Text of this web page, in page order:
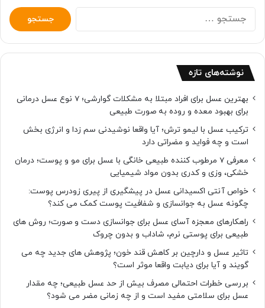
جستجو
برای:
نوشته‌های تازه
بهترین عسل برای افراد مبتلا به مشکلات گوارشی؛ 7 نوع عسل درمانی
برای بهبود معده و روده به صورت طبیعی
ترکیب عسل با لیمو ترش؛ آیا واقعا نوشیدنی سم زدا و انرژی بخش
است و چه فواید و مضراتی دارد
معرفی 7 مرطوب کننده طبیعی خانگی با عسل برای مو و پوست؛ درمان
خشکی، وزی و کدری بدون مواد شیمیایی
خواص آنتی اکسیدانی عسل در پیشگیری از پیری زودرس پوست:
چگونه عسل به جوانسازی و شفافیت پوست کمک می کند؟
راهکارهای معجزه آسای عسل برای جوانسازی دست و صورت؛ روش های
طبیعی برای پوستی نرم، شاداب و بدون چروک
تاثیر عسل و دارچین بر کاهش قند خون؛ پژوهش های جدید چه می
گویند و آیا برای دیابت واقعا موثر است؟
بررسی خطرات احتمالی مصرف بیش از حد عسل طبیعی؛ چه مقدار
عسل برای سلامتی مفید است و از چه زمانی مضر می شود؟